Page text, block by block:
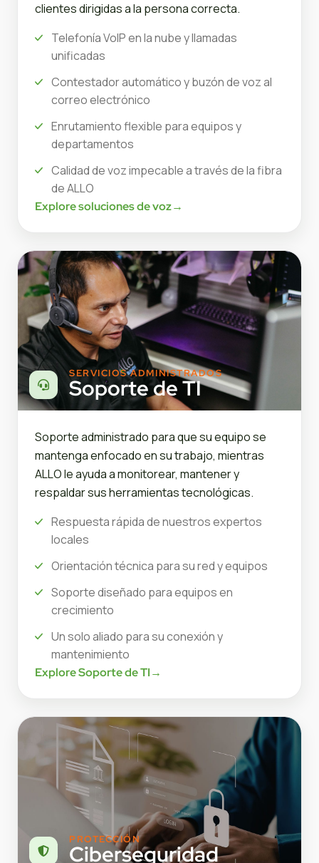
clientes dirigidas a la persona correcta.
Telefonía VoIP en la nube y llamadas
unificadas
Contestador automático y buzón de voz al
correo electrónico
Enrutamiento flexible para equipos y
departamentos
Calidad de voz impecable a través de la fibra
de ALLO
Explore soluciones de voz→
SERVICIOS ADMINISTRADOS
Soporte de TI
Soporte administrado para que su equipo se
mantenga enfocado en su trabajo, mientras
ALLO le ayuda a monitorear, mantener y
respaldar sus herramientas tecnológicas.
Respuesta rápida de nuestros expertos
locales
Orientación técnica para su red y equipos
Soporte diseñado para equipos en
crecimiento
Un solo aliado para su conexión y
mantenimiento
Explore Soporte de TI→
PROTECCIÓN
Ciberseguridad